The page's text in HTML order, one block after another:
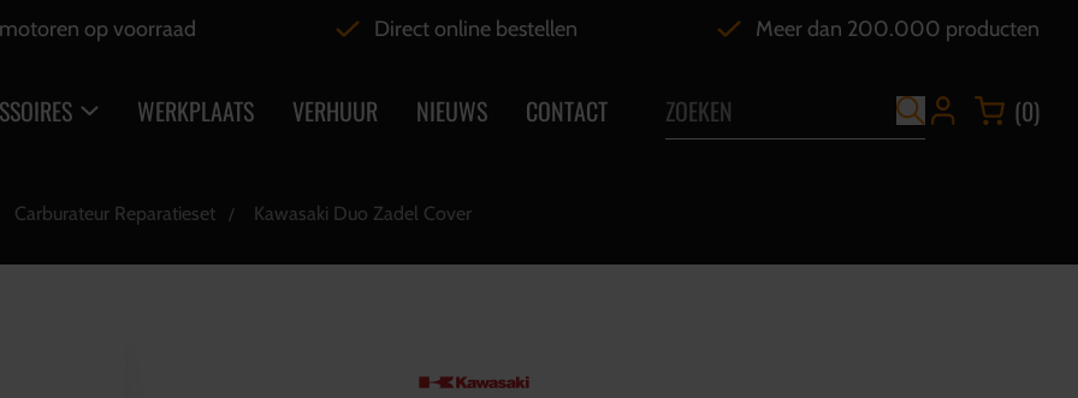
op voorraad Direct online bestellen Meer dan 200.000 producten
WERKPLAATS VERHUUR NIEUWS CONTACT (0)
Carburateur Reparatieset Kawasaki Duo Zadel Cover